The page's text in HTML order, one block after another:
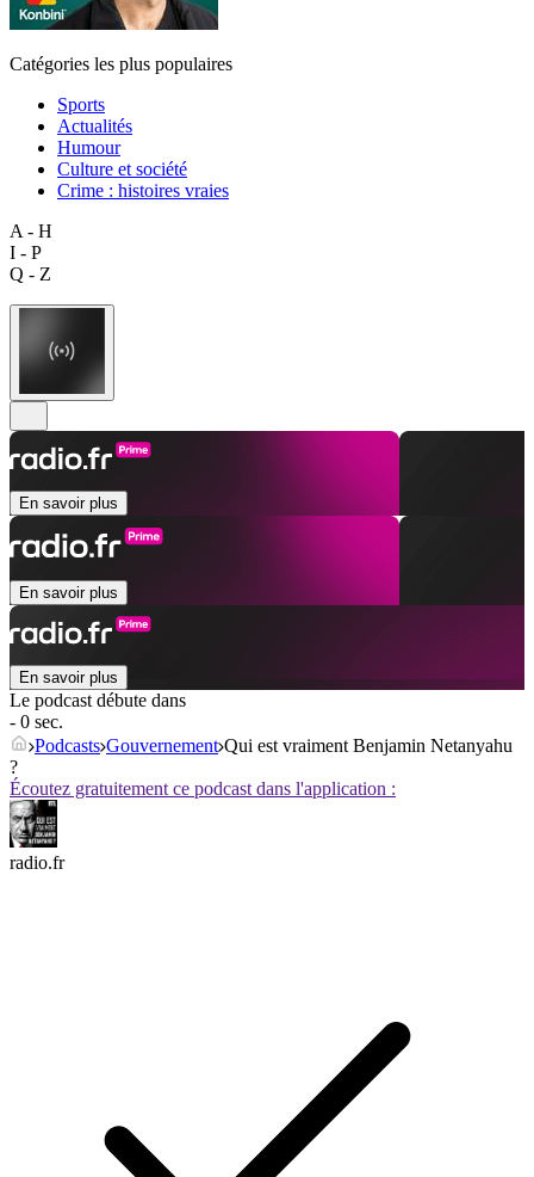
Catégories les plus populaires
Sports
Actualités
Humour
Culture et société
Crime : histoires vraies
A - H
I - P
Q - Z
En savoir plus
En savoir plus
En savoir plus
Le podcast débute dans
- 0 sec.
Podcasts Gouvernement Qui est vraiment Benjamin Netanyahu
?
Écoutez gratuitement ce podcast dans l'application :
radio.fr